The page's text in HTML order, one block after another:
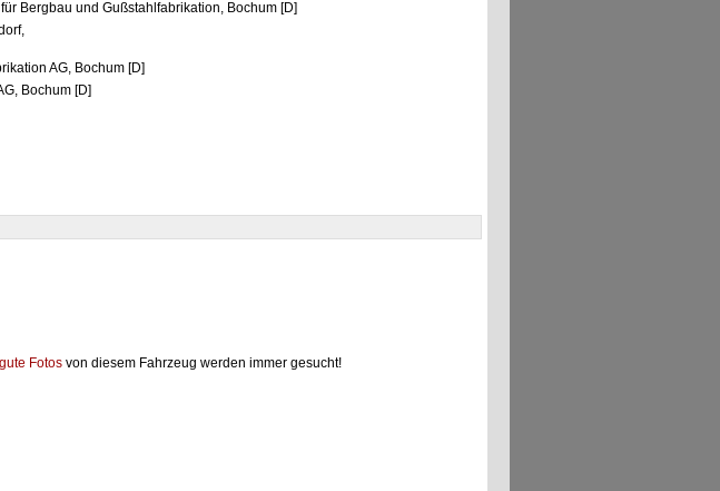
Bergbau und Gußstahlfabrikation, Bochum [D]
AG, Bochum [D]
Bochum [D]
gute Fotos von diesem Fahrzeug werden immer gesucht!